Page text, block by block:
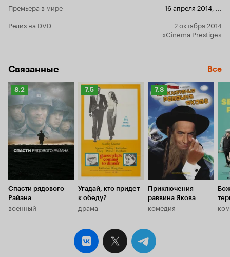
Премьера в мире
16 апреля 2014
Релиз на DVD
2 октября 2014
«Cinema Prestige»
Связанные Все
Рейтинг
Кинопоиска
8.2
8.2
Спасти рядового
Райана
военный
Рейтинг
Кинопоиска
7.5
7.5
Угадай, кто придет
к обеду?
драма
Рейтинг
Кинопоиска
7.8
7.8
Приключения
раввина Якова
комедия